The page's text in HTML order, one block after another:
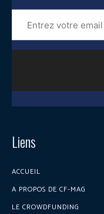
Entrez
votre
email
Liens
ACCUEIL
A PROPOS DE CF-MAG
LE CROWDFUNDING